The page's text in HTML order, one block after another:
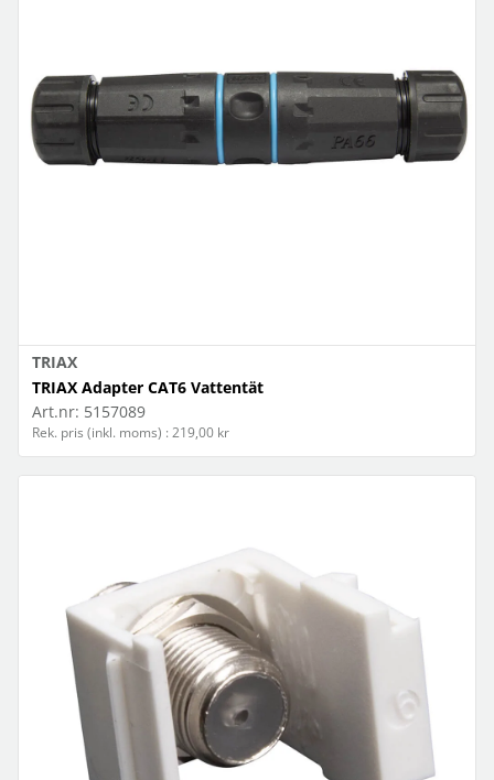
TRIAX
TRIAX Adapter CAT6 Vattentät
Art.nr: 5157089
Rek. pris (inkl. moms) : 219,00 kr